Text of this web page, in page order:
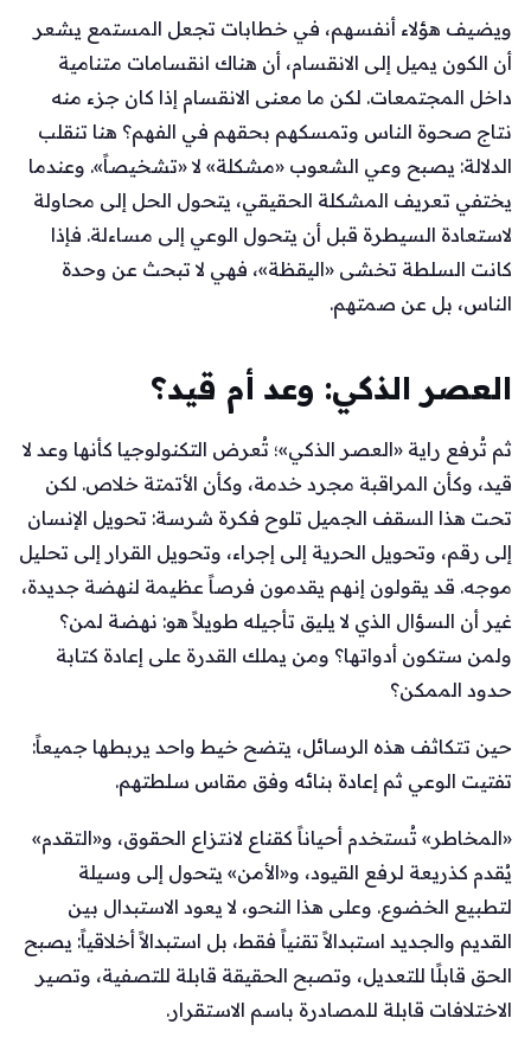
ويضيف هؤلاء أنفسهم، في خطابات تجعل المستمع يشعر
أن الكون يميل إلى الانقسام، أن هناك انقسامات متنامية
داخل المجتمعات. لكن ما معنى الانقسام إذا كان جزء منه
نتاج صحوة الناس وتمسكهم بحقهم في الفهم؟ هنا تنقلب
الدلالة: يصبح وعي الشعوب «مشكلة» لا «تشخيصاً». وعندما
يختفي تعريف المشكلة الحقيقي، يتحول الحل إلى محاولة
لاستعادة السيطرة قبل أن يتحول الوعي إلى مساءلة. فإذا
كانت السلطة تخشى «اليقظة»، فهي لا تبحث عن وحدة
الناس، بل عن صمتهم.
العصر الذكي: وعد أم قيد؟
ثم تُرفع راية «العصر الذكي»؛ تُعرض التكنولوجيا كأنها وعد لا
قيد، وكأن المراقبة مجرد خدمة، وكأن الأتمتة خلاص. لكن
تحت هذا السقف الجميل تلوح فكرة شرسة: تحويل الإنسان
إلى رقم، وتحويل الحرية إلى إجراء، وتحويل القرار إلى تحليل
موجه. قد يقولون إنهم يقدمون فرصاً عظيمة لنهضة جديدة،
غير أن السؤال الذي لا يليق تأجيله طويلاً هو: نهضة لمن؟
ولمن ستكون أدواتها؟ ومن يملك القدرة على إعادة كتابة
حدود الممكن؟
حين تتكاثف هذه الرسائل، يتضح خيط واحد يربطها جميعاً:
تفتيت الوعي ثم إعادة بنائه وفق مقاس سلطتهم.
«المخاطر» تُستخدم أحياناً كقناع لانتزاع الحقوق، و«التقدم»
يُقدم كذريعة لرفع القيود، و«الأمن» يتحول إلى وسيلة
لتطبيع الخضوع. وعلى هذا النحو، لا يعود الاستبدال بين
القديم والجديد استبدالاً تقنياً فقط، بل استبدالاً أخلاقياً: يصبح
الحق قابلًا للتعديل، وتصبح الحقيقة قابلة للتصفية، وتصير
الاختلافات قابلة للمصادرة باسم الاستقرار.